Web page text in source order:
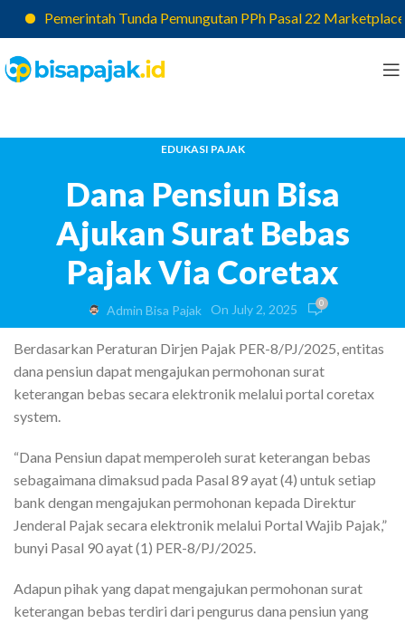
Pemerintah Tunda Pemungutan PPh Pasal 22
EDUKASI PAJAK
Dana Pensiun Bisa
Ajukan Surat Bebas
Pajak Via Coretax
Admin Bisa Pajak On July 2, 2025 0
Berdasarkan Peraturan Dirjen Pajak PER-8/PJ/2025, entitas
dana pensiun dapat mengajukan permohonan surat
keterangan bebas secara elektronik melalui portal coretax
system.
“Dana Pensiun dapat memperoleh surat keterangan bebas
sebagaimana dimaksud pada Pasal 89 ayat (4) untuk setiap
bank dengan mengajukan permohonan kepada Direktur
Jenderal Pajak secara elektronik melalui Portal Wajib Pajak,”
bunyi Pasal 90 ayat (1) PER-8/PJ/2025.
Adapun pihak yang dapat mengajukan permohonan surat
keterangan bebas terdiri dari pengurus dana pensiun yang